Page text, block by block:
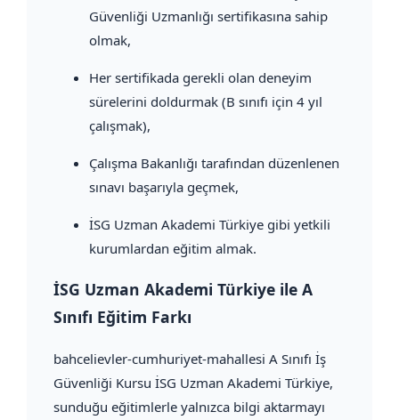
Güvenliği Uzmanlığı sertifikasına sahip
olmak,
Her sertifikada gerekli olan deneyim
sürelerini doldurmak (B sınıfı için 4 yıl
çalışmak),
Çalışma Bakanlığı tarafından düzenlenen
sınavı başarıyla geçmek,
İSG Uzman Akademi Türkiye gibi yetkili
kurumlardan eğitim almak.
İSG Uzman Akademi Türkiye ile A
Sınıfı Eğitim Farkı
bahcelievler-cumhuriyet-mahallesi A Sınıfı İş
Güvenliği Kursu İSG Uzman Akademi Türkiye,
sunduğu eğitimlerle yalnızca bilgi aktarmayı